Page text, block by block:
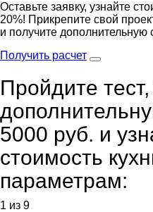
Оставьте заявку, узнайте
20%! Прикрепите свой
и получите дополнительную
Получить расчет
Пройдите
5000 руб. и
стоимость
параметрам:
1 из 9